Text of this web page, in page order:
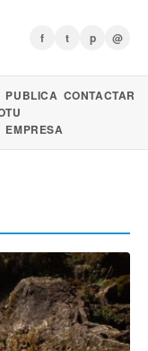
f t p @
PUBLICA
TU
EMPRESA
CONTACTAR